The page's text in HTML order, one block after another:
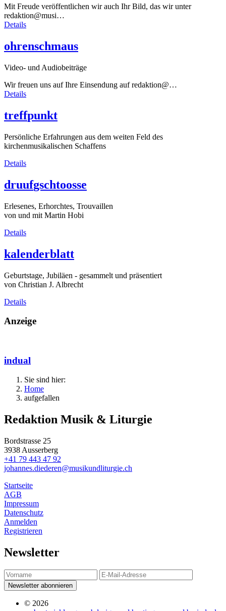
Mit Freude veröffentlichen wir auch Ihr Bild, das wir unter
redaktion@musi…
Details
ohrenschmaus
Video- und Audiobeiträge
Wir freuen uns auf Ihre Einsendung auf redaktion@…
Details
treffpunkt
Persönliche Erfahrungen aus dem weiten Feld des
kirchenmusikalischen Schaffens
Details
druufgschtoosse
Erlesenes, Erhorchtes, Trouvaillen
von und mit Martin Hobi
Details
kalenderblatt
Geburtstage, Jubiläen - gesammelt und präsentiert
von Christian J. Albrecht
Details
Anzeige
indual
Sie sind hier:
Home
aufgefallen
Redaktion Musik & Liturgie
Bordstrasse 25
3938 Ausserberg
+41 79 443 47 92
johannes.diederen@musikundliturgie.ch
Startseite
AGB
Impressum
Datenschutz
Anmelden
Registrieren
Newsletter
Newsletter abonnieren
© 2026